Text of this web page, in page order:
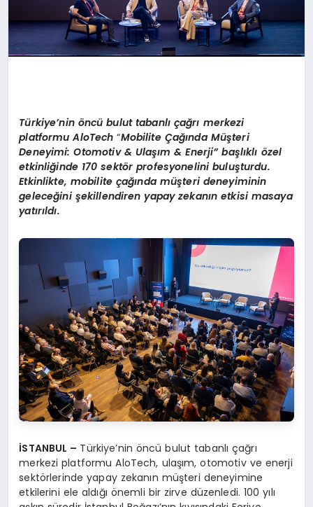
Türkiye’nin öncü bulut tabanlı çağrı merkezi
platformu AloTech“Mobilite Çağında Müşteri
Deneyimi: Otomotiv & Ulaşım & Enerji” başlıklı özel
etkinliğinde 170 sektör profesyonelini buluşturdu.
Etkinlikte, mobilite çağında müşteri deneyiminin
geleceğini şekillendiren yapay zekanın etkisi masaya
yatırıldı.
İSTANBUL – Türkiye’nin öncü bulut tabanlı çağrı
merkezi platformu AloTech, ulaşım, otomotiv ve enerji
sektörlerinde yapay zekanın müşteri deneyimine
etkilerini ele aldığı önemli bir zirve düzenledi. 100 yılı